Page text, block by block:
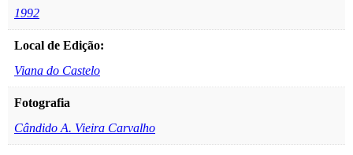
1992
Local de Edição:
Viana do Castelo
Fotografia
Cândido A. Vieira Carvalho